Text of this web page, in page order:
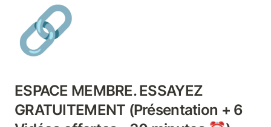
🔗
ESPACE MEMBRE. ESSAYEZ
GRATUITEMENT (Présentation + 6